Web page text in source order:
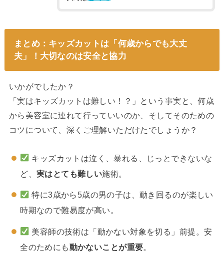
まとめ：キッズカットは「何歳からでも大丈
夫」！大切なのは安全と協力
いかがでしたか？
「実はキッズカットは難しい！？」という事実と、何歳
から美容室に連れて行っていいのか、そしてそのための
コツについて、深くご理解いただけたでしょうか？
キッズカットは泣く、暴れる、じっとできないな
ど、 実はとても難しい施術。
特に3歳から5歳の男の子は、動き回るのが楽しい
時期なので難易度が高い。
美容師の技術は「動かない対象を切る」前提。安
全のためにも動かないことが重要。